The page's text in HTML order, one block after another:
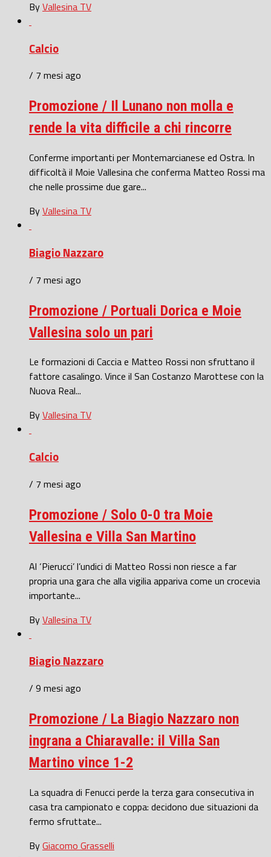
ByVallesina TV
Calcio
/ 7 mesi ago
Promozione / Il Lunano non molla e
rende la vita difficile a chi rincorre
Conferme importanti per Montemarcianese ed Ostra. In
difficoltà il Moie Vallesina che conferma Matteo Rossi ma
che nelle prossime due gare...
ByVallesina TV
Biagio Nazzaro
/ 7 mesi ago
Promozione / Portuali Dorica e Moie
Vallesina solo un pari
Le formazioni di Caccia e Matteo Rossi non sfruttano il
fattore casalingo. Vince il San Costanzo Marottese con la
Nuova Real...
ByVallesina TV
Calcio
/ 7 mesi ago
Promozione / Solo 0-0 tra Moie
Vallesina e Villa San Martino
Al ‘Pierucci’ l’undici di Matteo Rossi non riesce a far
propria una gara che alla vigilia appariva come un crocevia
importante...
ByVallesina TV
Biagio Nazzaro
/ 9 mesi ago
Promozione / La Biagio Nazzaro non
ingrana a Chiaravalle: il Villa San
Martino vince 1-2
La squadra di Fenucci perde la terza gara consecutiva in
casa tra campionato e coppa: decidono due situazioni da
fermo sfruttate...
ByGiacomo Grasselli